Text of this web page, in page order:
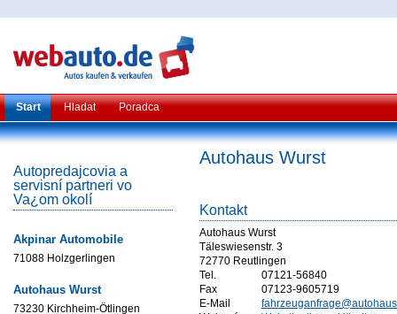
Start Hladat Poradca
Autopredajcovia a
servisní partneri vo
Va¿om okolí
Akpinar Automobile
71088 Holzgerlingen
Autohaus Wurst
73230 Kirchheim-Ötlingen
Autohaus Wurst
Kontakt
Autohaus Wurst
Täleswiesenstr. 3
72770 Reutlingen
Tel.
07121-56840
Fax
07123-9605719
E-Mail